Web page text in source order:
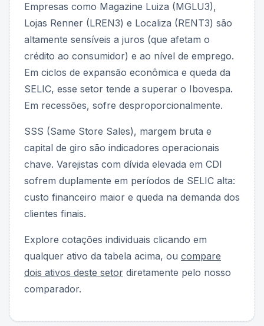
Empresas como Magazine Luiza (MGLU3),
Lojas Renner (LREN3) e Localiza (RENT3) são
altamente sensíveis a juros (que afetam o
crédito ao consumidor) e ao nível de emprego.
Em ciclos de expansão econômica e queda da
SELIC, esse setor tende a superar o Ibovespa.
Em recessões, sofre desproporcionalmente.
SSS (Same Store Sales), margem bruta e
capital de giro são indicadores operacionais
chave. Varejistas com dívida elevada em CDI
sofrem duplamente em períodos de SELIC alta:
custo financeiro maior e queda na demanda dos
clientes finais.
Explore cotações individuais clicando em
qualquer ativo da tabela acima, ou compare
dois ativos deste setor diretamente pelo nosso
comparador.